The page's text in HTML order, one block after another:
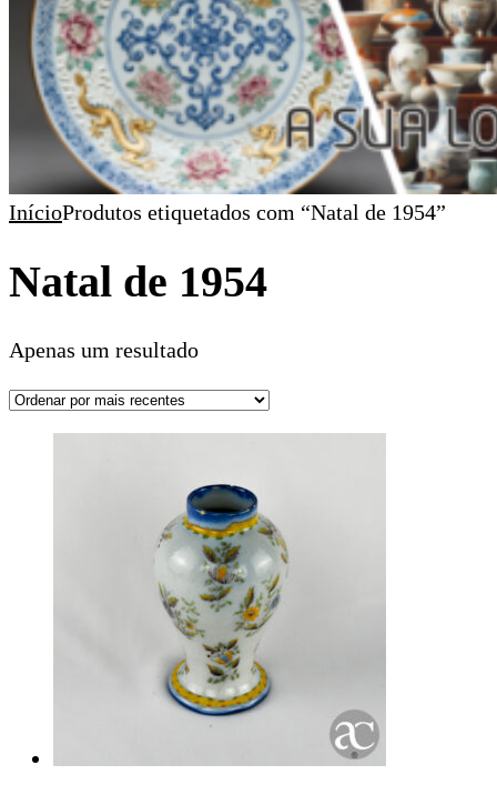
InícioProdutos etiquetados com “Natal de 1954”
Natal de 1954
Apenas um resultado